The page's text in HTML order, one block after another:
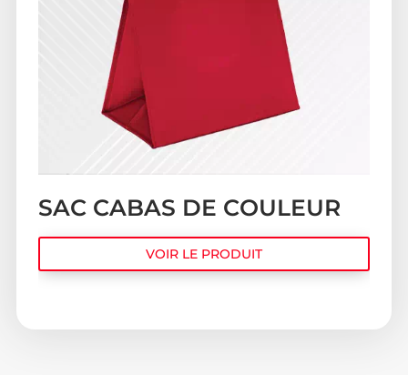
SAC CABAS DE COULEUR
VOIR LE PRODUIT